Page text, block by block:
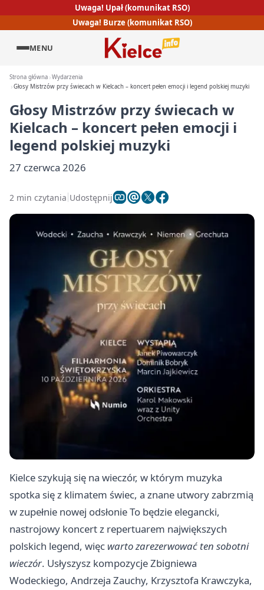
Uwaga! Upał (komunikat RSO)
Uwaga! Burze (komunikat RSO)
MENU
Strona główna Wydarzenia
Głosy Mistrzów przy świecach w Kielcach – koncert pełen emocji i legend polskiej muzyki
Głosy Mistrzów przy świecach w
Kielcach – koncert pełen emocji i
legend polskiej muzyki
27 czerwca 2026
2 min czytania Udostępnij
Kielce szykują się na wieczór, w którym muzyka
spotka się z klimatem świec, a znane utwory zabrzmią
w zupełnie nowej odsłonie To będzie elegancki,
nastrojowy koncert z repertuarem największych
polskich legend, więc warto zarezerwować ten sobotni
wieczór. Usłyszysz kompozycje Zbigniewa
Wodeckiego, Andrzeja Zauchy, Krzysztofa Krawczyka,